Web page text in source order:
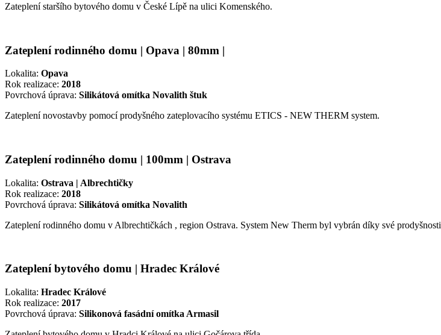
Zateplení staršího bytového domu v České Lípě na ulici Komenského.
Zateplení rodinného domu | Opava | 80mm |
Lokalita: Opava
Rok realizace: 2018
Povrchová úprava: Silikátová omítka Novalith štuk
Zateplení novostavby pomocí prodyšného zateplovacího systému ETICS - NEW THERM system.
Zateplení rodinného domu | 100mm | Ostrava
Lokalita: Ostrava | Albrechtičky
Rok realizace: 2018
Povrchová úprava: Silikátová omítka Novalith
Zateplení rodinného domu v Albrechtičkách , region Ostrava. System New Therm byl vybrán díky své
Zateplení bytového domu | Hradec Králové
Lokalita: Hradec Králové
Rok realizace: 2017
Povrchová úprava: Silikonová fasádní omítka Armasil